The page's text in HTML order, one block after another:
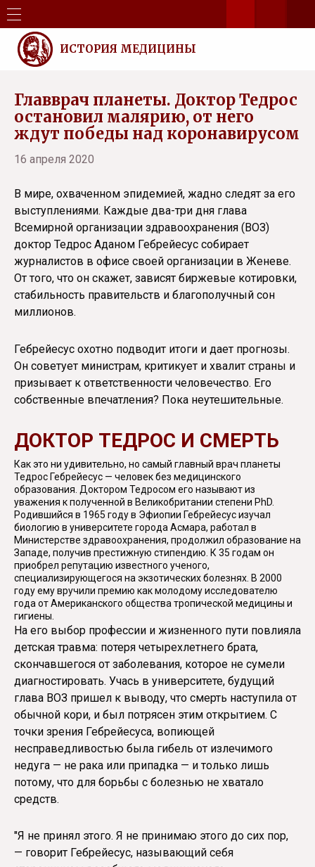
ИСТОРИЯ МЕДИЦИНЫ
Главврач планеты. Доктор Тедрос
остановил малярию, от него
ждут победы над коронавирусом
16 апреля 2020
В мире, охваченном эпидемией, жадно следят за его
выступлениями. Каждые два-три дня глава
Всемирной организации здравоохранения (ВОЗ)
доктор Тедрос Аданом Гебрейесус собирает
журналистов в офисе своей организации в Женеве.
От того, что он скажет, зависят биржевые котировки,
стабильность правительств и благополучный сон
миллионов.
Гебрейесус охотно подводит итоги и дает прогнозы.
Он советует министрам, критикует и хвалит страны и
призывает к ответственности человечество. Его
собственные впечатления? Пока неутешительные.
ДОКТОР ТЕДРОС И СМЕРТЬ
Как это ни удивительно, но самый главный врач планеты
Тедрос Гебрейесус — человек без медицинского
образования. Доктором Тедросом его называют из
уважения к полученной в Великобритании степени PhD.
Родившийся в 1965 году в Эфиопии Гебрейесус изучал
биологию в университете города Асмара, работал в
Министерстве здравоохранения, продолжил образование на
Западе, получив престижную стипендию. К 35 годам он
приобрел репутацию известного ученого,
специализирующегося на экзотических болезнях. В 2000
году ему вручили премию как молодому исследователю
года от Американского общества тропической медицины и
гигиены.
На его выбор профессии и жизненного пути повлияла
детская травма: потеря четырехлетнего брата,
скончавшегося от заболевания, которое не сумели
диагностировать. Учась в университете, будущий
глава ВОЗ пришел к выводу, что смерть наступила от
обычной кори, и был потрясен этим открытием. С
точки зрения Гебрейесуса, вопиющей
несправедливостью была гибель от излечимого
недуга — не рака или припадка — и только лишь
потому, что для борьбы с болезнью не хватало
средств.
"Я не принял этого. Я не принимаю этого до сих пор,
— говорит Гебрейесус, называющий себя